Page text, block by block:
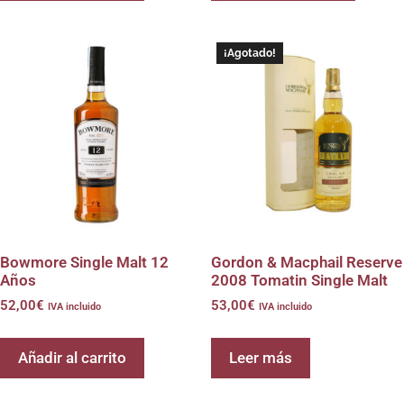
Bowmore Single Malt 12
Años
52,00€ IVA incluido
Añadir al carrito
¡Agotado!
Gordon & Macphail Reserve
2008 Tomatin Single Malt
53,00€ IVA incluido
Leer más